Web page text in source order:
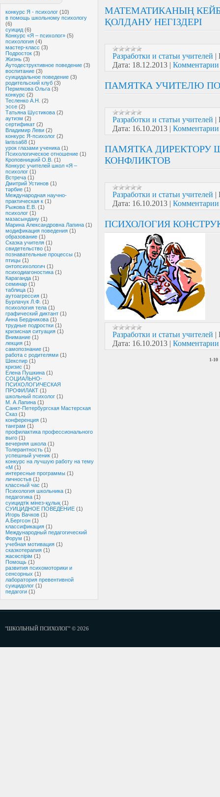
конкурс Я - психолог (10)
в помощь школьному психологу
(6)
суицид (6)
Конкурс «Я – психолог» (5)
психология (4)
мастер-класс (3)
Подросток (3)
Жизнь (3)
Аутодеструктивное поведение (3)
воспитание (3)
суицидальное поведение (3)
родительский клуб (3)
Пермякова Ольга (3)
конкурс (2)
Тесленко А.Н. (2)
эссе (2)
Татьяна Шустикова (2)
аутизм (2)
сертификат (2)
Владимир Леви (2)
конкурс Я-психолог (2)
larissa68 (1)
урок глазами ученика (1)
Психологическое отношение (1)
Кроповницкий О.В. (1)
Конкурс учителей школ «Я –
психолог (1)
Встреча (1)
Дмитрий Устинов (1)
тәрбие (1)
Международная научно-
практическая к (1)
Рыжова Е.В. (1)
психолог (1)
мазасындану (1)
Марина Александровна Лапина (1)
модификация поведения (1)
образование (1)
Сказка учителя (1)
свидетельство (1)
познавательные процессы (1)
птицы (1)
онтопсихологич (1)
психодиагоностика (1)
Караганда (1)
семинар (1)
таблица (1)
аутоагрессия (1)
Бурлачук Л.Ф. (1)
психология тела (1)
графический диктант (1)
Анна Бердникова (1)
трудные подростки (1)
кризисная ситуация (1)
Внимание (1)
лекция (1)
самопознание (1)
работа с родителями (1)
Шекспир (1)
кризис (1)
Елена Пушкина (1)
СОЦИАЛЬНО-
ПСИХОЛОГИЧЕСКАЯ
ПРОФИЛАКТ (1)
школьный психолог (1)
М. А Лапина (1)
Санкт-Петербургская Мастерская
Сказ (1)
конференция (1)
танграм (1)
профилактика профессионального
выго (1)
вечерняя школа (1)
Толерантность (1)
успешный ученик (1)
конкурс на лучшую работу на тему
«М (1)
интересные программы (1)
личностьв (1)
классный час (1)
Психология школьника (1)
педагогика (1)
суицидтік мінез-құлық (1)
СУИЦИДНОЕ ПОВЕДЕНИЕ (1)
Игорь Вачков (1)
А.Бергсон (1)
классификация (1)
Международный педагогический
Форум (1)
учебная мотивация (1)
сказкотерапия (1)
жасөспірім (1)
Помощь (1)
развития психомоторики и
сенсорных (1)
лаборатория превентивной
суицидолог (1)
педагоги (1)
МАТЕМАТИКАНЫҢ
ҚОЛДАНУ НЕГІЗДЕРІ
Разработки и статьи учителей |
Дата: 18.12.2013 |
ПАМЯТКА УЧИТЕЛЮ
Разработки и статьи учителей |
Дата: 16.10.2013 |
ПАМЯТКА ДИРЕКТОРУ
КОНФЛИКТОВ
Разработки и статьи учителей |
Дата: 16.10.2013 |
ПСИХОЛОГИЯ
Разработки и статьи учителей |
Дата: 16.10.2013 |
1-10
"ШКОЛЬНЫЙ ПСИХОЛОГ" © 2026